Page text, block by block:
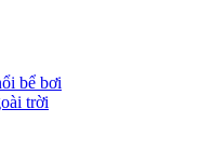
bể bơi
trời